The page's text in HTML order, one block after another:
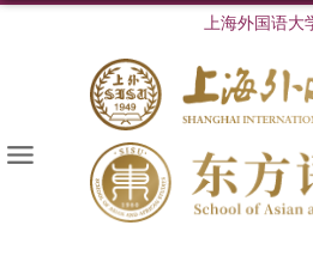
上海外国语